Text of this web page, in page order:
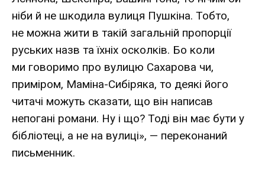
ніби й не шкодила вулиця Пушкіна. Тобто,
не можна жити в такій загальній пропорції
руських назв та їхніх осколків. Бо коли
ми говоримо про вулицю Сахарова чи,
приміром, Маміна-Сибіряка, то деякі його
читачі можуть сказати, що він написав
непогані романи. Ну і що? Тоді він має бути у
бібліотеці, а не на вулиці», — переконаний
письменник.